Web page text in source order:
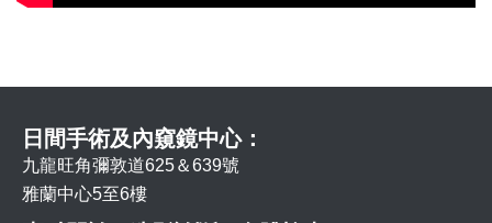
日間手術及內窺鏡中心：
九龍旺角彌敦道625＆639號
雅蘭中心5至6樓